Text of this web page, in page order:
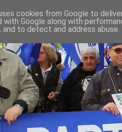
cookies from Google to
with Google along with
to detect and address abuse.